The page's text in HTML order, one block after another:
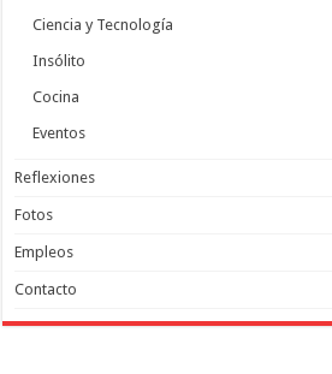
Ciencia y Tecnología
Insólito
Cocina
Eventos
Reflexiones
Fotos
Empleos
Contacto